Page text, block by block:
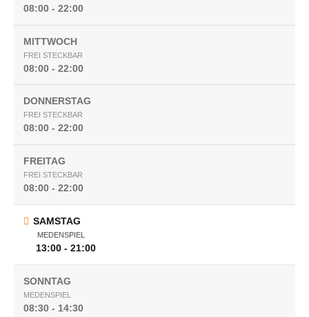
08:00 - 22:00
MITTWOCH
FREI STECKBAR
08:00 - 22:00
DONNERSTAG
FREI STECKBAR
08:00 - 22:00
FREITAG
FREI STECKBAR
08:00 - 22:00
SAMSTAG
MEDENSPIEL
13:00 - 21:00
SONNTAG
MEDENSPIEL
08:30 - 14:30